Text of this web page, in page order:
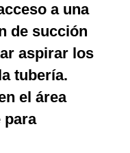
a una
de succión
aspirar los
tubería.
el área
para